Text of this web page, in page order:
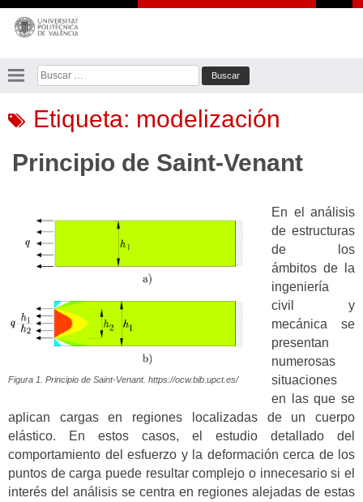
Saltar
contenido
Buscar:
Etiqueta: modelización
Principio de Saint-Venant
Figura 1. Principio de Saint-Venant. https://ocw.bib.upct.es/
En el análisis
de estructuras
de los
ámbitos de la
ingeniería
civil y
mecánica se
presentan
numerosas
situaciones
en las que se
aplican cargas en regiones localizadas de un cuerpo
elástico. En estos casos, el estudio detallado del
comportamiento del esfuerzo y la deformación cerca de los
puntos de carga puede resultar complejo o innecesario si el
interés del análisis se centra en regiones alejadas de estas